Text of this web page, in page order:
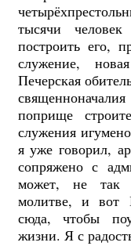
тысячи
построить его,
служение,
Печерская
поприще
служения
я уже говорил,
сопряжено с
может, не так
молитве, и вот
сюда, чтобы
жизни. Я с